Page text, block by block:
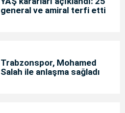
general ve amiral terfi etti
Trabzonspor, Mohamed
Salah ile anlaşma sağladı